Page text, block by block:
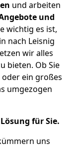
und arbeiten
und
wichtig es ist,
nach Leisnig
wir alles
bieten. Ob Sie
ein großes
umgezogen
für Sie.
uns